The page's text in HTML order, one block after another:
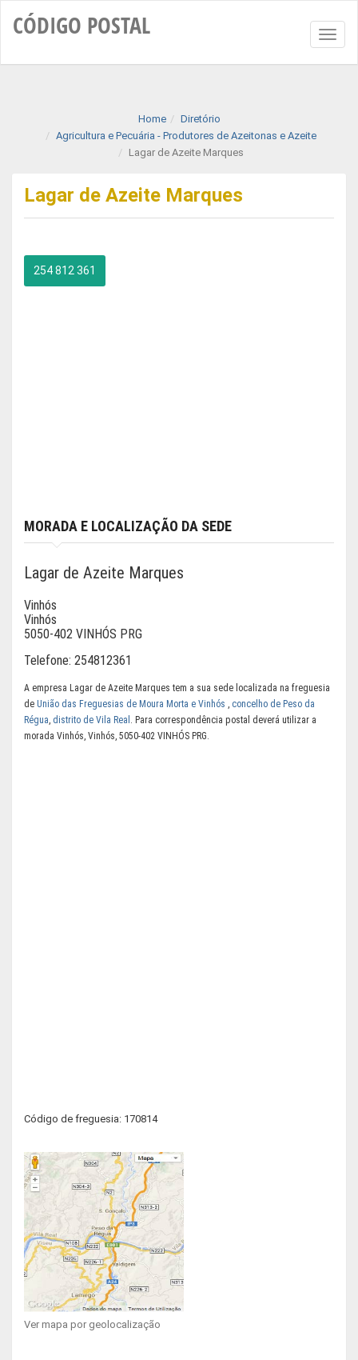
CÓDIGO POSTAL
Home
Diretório
Agricultura e Pecuária - Produtores de Azeitonas e Azeite
Lagar de Azeite Marques
Lagar de Azeite Marques
254 812 361
MORADA E LOCALIZAÇÃO DA SEDE
Lagar de Azeite Marques
Vinhós
Vinhós
5050-402 VINHÓS PRG
Telefone: 254812361
A empresa Lagar de Azeite Marques tem a sua sede localizada na freguesia
de União das Freguesias de Moura Morta e Vinhós , concelho de Peso da
Régua, distrito de Vila Real . Para correspondência postal deverá utilizar a
morada Vinhós, Vinhós, 5050-402 VINHÓS PRG.
Código de freguesia: 170814
Ver mapa por geolocalização